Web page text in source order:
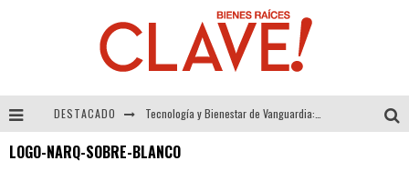
DESTACADO
LOGO-NARQ-SOBRE-BLANCO